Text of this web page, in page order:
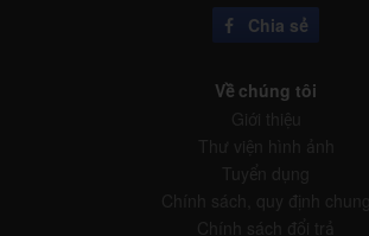
Chia sẻ
Về chúng tôi